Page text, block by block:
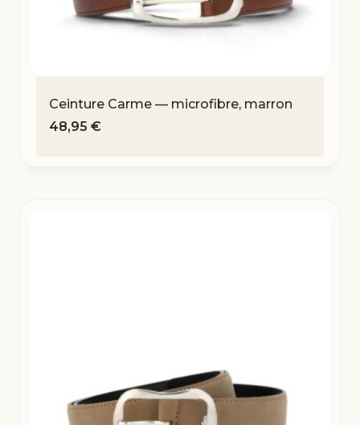
Ceinture Carme — microfibre, marron
48,95 €